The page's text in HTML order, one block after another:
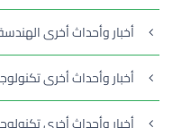
أخبار وأحداث أخرى
أخبار وأحداث أخرى